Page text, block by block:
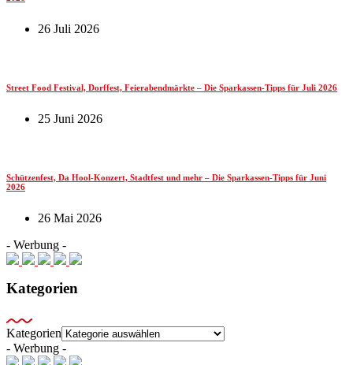
26 Juli 2026
Street Food Festival, Dorffest, Feierabendmärkte – Die Sparkassen-Tipps für Juli 2026
25 Juni 2026
Schützenfest, Da Hool-Konzert, Stadtfest und mehr – Die Sparkassen-Tipps für Juni
2026
26 Mai 2026
- Werbung -
Kategorien
Kategorien
- Werbung -